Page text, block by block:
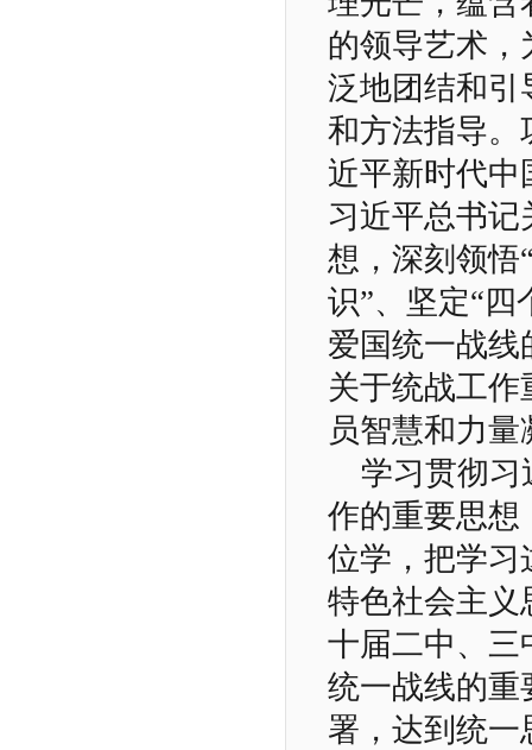
的领导艺术，
泛地团结和引
和方法指导。
近平新时代中
习近平总书记
想，深刻领悟
识”、坚定“四
爱国统一战线
关于统战工
员智慧和力
学习贯彻习
作的重要思想
位学，把学习
特色社会主义
十届二中、三
统一战线的重
署，达到统一